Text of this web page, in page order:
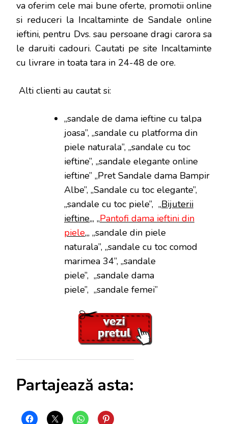
va oferim cele mai bune oferte, promotii online
si reduceri la Incaltaminte de Sandale online
ieftini, pentru Dvs. sau persoane dragi carora sa
le daruiti cadouri. Cautati pe site Incaltaminte
cu livrare in toata tara in 24-48 de ore.
Alti clienti au cautat si:
„sandale de dama ieftine cu talpa
joasa”, „sandale cu platforma din
piele naturala”, „sandale cu toc
ieftine”, „sandale elegante online
ieftine” „Pret Sandale dama Bampir
Albe”, „Sandale cu toc elegante”,
„sandale cu toc piele”, „Bijuterii
ieftine„, „Pantofi dama ieftini din
piele„, „sandale din piele
naturala”, „sandale cu toc comod
marimea 34”, „sandale
piele”, „sandale dama
piele”, „sandale femei”
Partajează asta: